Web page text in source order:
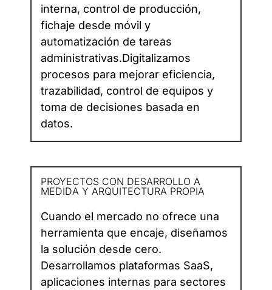
interna, control de producción,
fichaje desde móvil y
automatización de tareas
administrativas.Digitalizamos
procesos para mejorar eficiencia,
trazabilidad, control de equipos y
toma de decisiones basada en
datos.
PROYECTOS CON DESARROLLO A
MEDIDA Y ARQUITECTURA PROPIA
Cuando el mercado no ofrece una
herramienta que encaje, diseñamos
la solución desde cero.
Desarrollamos plataformas SaaS,
aplicaciones internas para sectores